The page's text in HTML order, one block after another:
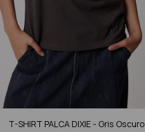
T-SHIRT PALCA DIXIE - Gris Oscuro